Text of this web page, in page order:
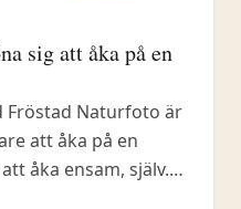
sig att åka på en
Fröstad Naturfoto är
att åka på en
åka ensam, själv.
fotoresor